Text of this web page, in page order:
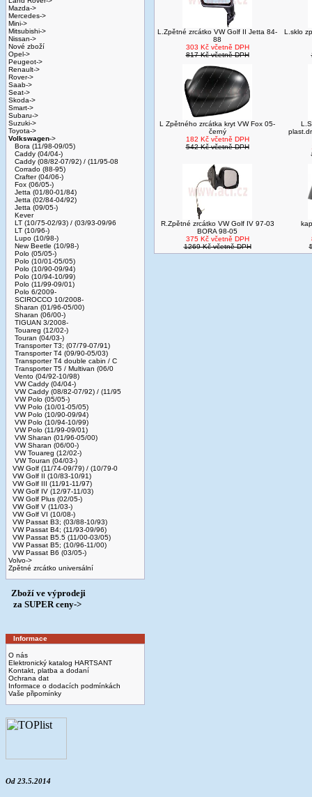
Mazda->
Mercedes->
Mini->
Mitsubishi->
Nissan->
Nové zboží
Opel->
Peugeot->
Renault->
Rover->
Saab->
Seat->
Skoda->
Smart->
Subaru->
Suzuki->
Toyota->
Volkswagen->
Bora (11/98-09/05)
Caddy (04/04-)
Caddy (08/82-07/92) / (11/95-08
Corrado (88-95)
Crafter (04/06-)
Fox (06/05-)
Jetta (01/80-01/84)
Jetta (02/84-04/92)
Jetta (09/05-)
Kever
LT (10/75-02/93) / (03/93-09/96
LT (10/96-)
Lupo (10/98-)
New Beetle (10/98-)
Polo (05/05-)
Polo (10/01-05/05)
Polo (10/90-09/94)
Polo (10/94-10/99)
Polo (11/99-09/01)
Polo 6/2009-
SCIROCCO 10/2008-
Sharan (01/96-05/00)
Sharan (06/00-)
TIGUAN 3/2008-
Touareg (12/02-)
Touran (04/03-)
Transporter T3; (07/79-07/91)
Transporter T4 (09/90-05/03)
Transporter T4 double cabin / C
Transporter T5 / Multivan (06/0
Vento (04/92-10/98)
VW Caddy (04/04-)
VW Caddy (08/82-07/92) / (11/95
VW Polo (05/05-)
VW Polo (10/01-05/05)
VW Polo (10/90-09/94)
VW Polo (10/94-10/99)
VW Polo (11/99-09/01)
VW Sharan (01/96-05/00)
VW Sharan (06/00-)
VW Touareg (12/02-)
VW Touran (04/03-)
VW Golf (11/74-09/79) / (10/79-0
VW Golf II (10/83-10/91)
VW Golf III (11/91-11/97)
VW Golf IV (12/97-11/03)
VW Golf Plus (02/05-)
VW Golf V (11/03-)
VW Golf VI (10/08-)
VW Passat B3; (03/88-10/93)
VW Passat B4; (11/93-09/96)
VW Passat B5.5 (11/00-03/05)
VW Passat B5; (10/96-11/00)
VW Passat B6 (03/05-)
Volvo->
Zpětné zrcátko universální
Zboží ve výprodeji
­ za SUPER ceny->
Informace
O nás
Elektronický katalog HARTSANT
Kontakt, platba a dodaní
Ochrana dat
Informace o dodacích podmínkách
Vaše připomínky
Od 23.5.2014
L.Zpětné zrcátko VW Golf II Jetta 84-
88
303 Kč včetně DPH
817 Kč včetně DPH
L.sklo
L Zpětného zrcátka kryt VW Fox 05-
černý
182 Kč včetně DPH
542 Kč včetně DPH
R.Zpětné zrcátko VW Golf IV 97-03
BORA 98-05
375 Kč včetně DPH
1269 Kč včetně DPH